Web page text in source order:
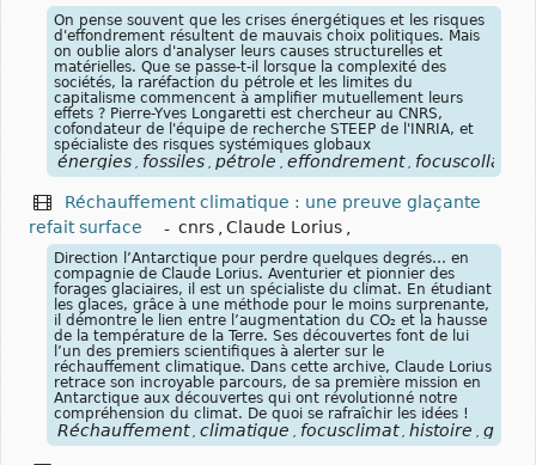
On pense souvent que les crises énergétiques et les risques
d'effondrement résultent de mauvais choix politiques. Mais
on oublie alors d'analyser leurs causes structurelles et
matérielles. Que se passe-t-il lorsque la complexité des
sociétés, la raréfaction du pétrole et les limites du
capitalisme commencent à amplifier mutuellement leurs
effets ? Pierre-Yves Longaretti est chercheur au CNRS,
cofondateur de l'équipe de recherche STEEP de l'INRIA, et
spécialiste des risques systémiques globaux
énergies fossiles pétrole effondrement focuscollaps
Réchauffement climatique : une preuve glaçante
refait surface
- cnrs , Claude Lorius ,
Direction l’Antarctique pour perdre quelques degrés… en
compagnie de Claude Lorius. Aventurier et pionnier des
forages glaciaires, il est un spécialiste du climat. En étudiant
les glaces, grâce à une méthode pour le moins surprenante,
il démontre le lien entre l’augmentation du CO₂ et la hausse
de la température de la Terre. Ses découvertes font de lui
l’un des premiers scientifiques à alerter sur le
réchauffement climatique. Dans cette archive, Claude Lorius
retrace son incroyable parcours, de sa première mission en
Antarctique aux découvertes qui ont révolutionné notre
compréhension du climat. De quoi se rafraîchir les idées !
Réchauffement , climatique , focusclimat , histoire , glace